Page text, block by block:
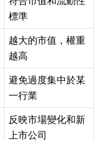
標準
越大的市值，權重
越高
避免過度集中於某
一行業
反映市場變化和新
上市公司